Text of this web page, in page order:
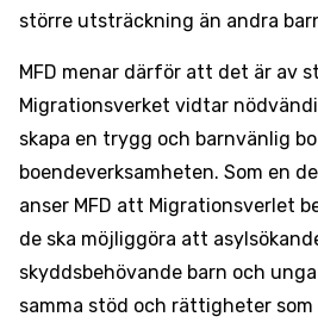
större utsträckning än andra
MFD menar därför att det är av
Migrationsverket vidtar
skapa en trygg och barnvänlig
boendeverksamheten. Som en
anser MFD att Migrationsverlet
de ska möjliggöra att
skyddsbehövande barn och
samma stöd och rättigheter som